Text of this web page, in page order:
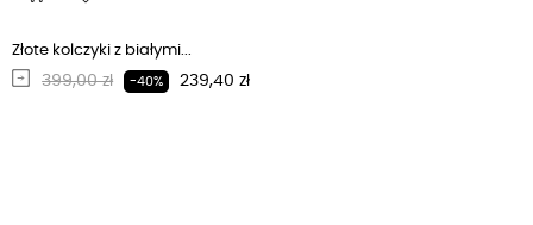
Złote kolczyki z białymi...
Regularna cena
399,00 zł -40% Cena
239,40 zł